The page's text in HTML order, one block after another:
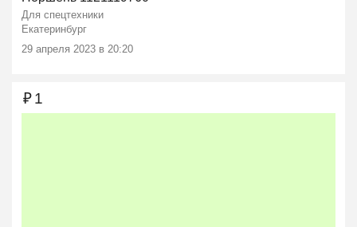
Для спецтехники
Екатеринбург
29 апреля 2023 в 20:20
₽1